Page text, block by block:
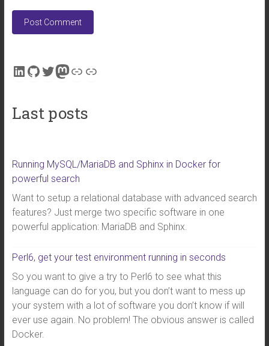
LinkedIn
GitHub
Twitter
Mastodon
LinkLink
Last posts
Running MySQL/MariaDB and Sphinx in Docker for
powerful search
Want to setup a relational database with advanced search
features? Just merge two specific software in one
powerful application: MariaDB and Sphinx.
Perl6, get your test environment running in seconds
So you want to give a try to Perl6 to see what this
language can do for you, but you don’t want to mess up
your system with a lot of software you don’t know if will
ever use again. No problem! The obvious answer is called
Docker.